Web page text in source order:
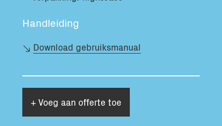
Handleiding
Download gebruiksmanual
+ Voeg aan offerte toe